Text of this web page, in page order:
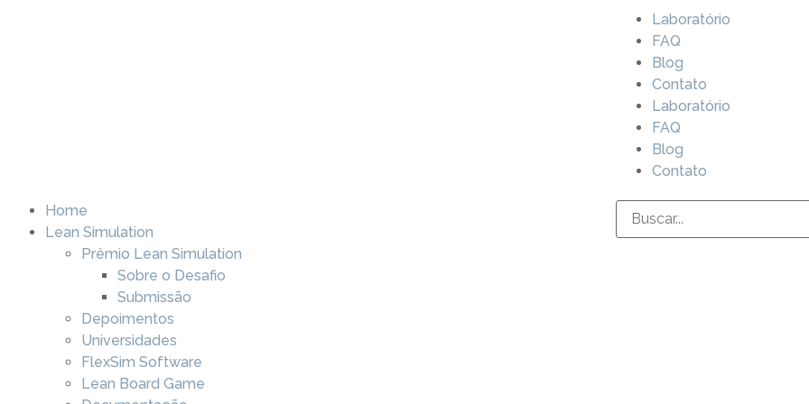
Laboratório
FAQ
Blog
Contato
Laboratório
FAQ
Blog
Contato
Home
Lean Simulation
Prêmio Lean Simulation
Sobre o Desafio
Submissão
Depoimentos
Universidades
FlexSim Software
Lean Board Game